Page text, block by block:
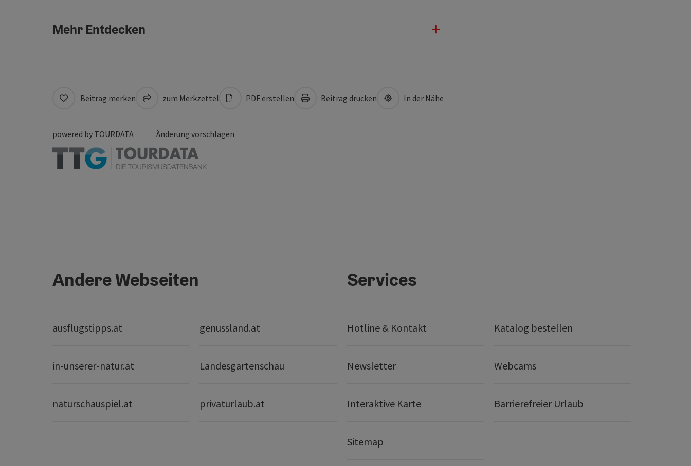
Mehr Entdecken
Beitrag merken zum Merkzettel PDF erstellen Beitrag drucken In der Nähe
powered by TOURDATA Änderung vorschlagen
Andere Webseiten
ausflugstipps.at genussland.at
in-unserer-natur.at Landesgartenschau
naturschauspiel.at privaturlaub.at
Services
Hotline & Kontakt Katalog bestellen
Newsletter Webcams
Interaktive Karte Barrierefreier Urlaub
Sitemap